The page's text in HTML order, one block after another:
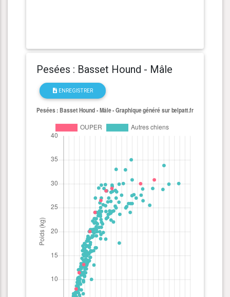
Pesées : Basset Hound - Mâle
ENREGISTRER